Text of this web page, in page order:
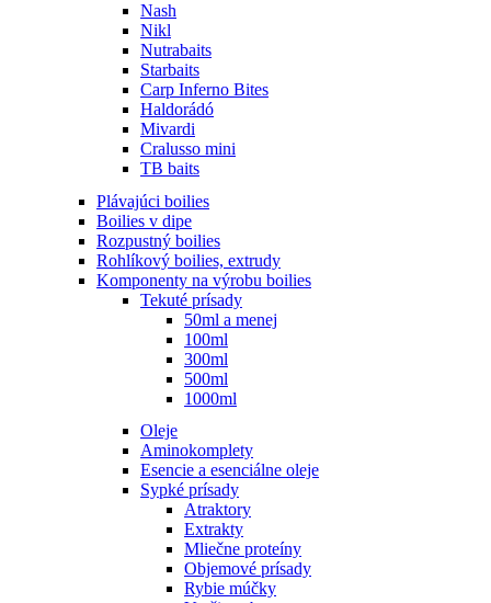
Nash
Nikl
Nutrabaits
Starbaits
Carp Inferno Bites
Haldorádó
Mivardi
Cralusso mini
TB baits
Plávajúci boilies
Boilies v dipe
Rozpustný boilies
Rohlíkový boilies, extrudy
Komponenty na výrobu boilies
Tekuté prísady
50ml a menej
100ml
300ml
500ml
1000ml
Oleje
Aminokomplety
Esencie a esenciálne oleje
Sypké prísady
Atraktory
Extrakty
Mliečne proteíny
Objemové prísady
Rybie múčky